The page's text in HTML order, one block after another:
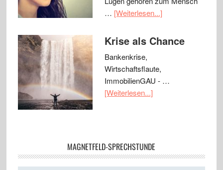
… [Weiterlesen...]
Krise als Chance
Bankenkrise,
Wirtschaftsflaute,
ImmobilienGAU - …
[Weiterlesen...]
MAGNETFELD-SPRECHSTUNDE